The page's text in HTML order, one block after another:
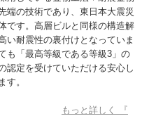
端の技術であり、東日本大震災
です。高層ビルと同様の構造解
い耐震性の裏付けとなっていま
も「最高等級である等級3」の
認定を受けていただける安心し
す。
もっと詳しく 『